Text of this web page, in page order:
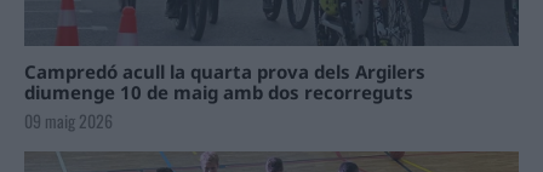
Campredó acull la quarta prova dels Argilers
diumenge 10 de maig amb dos recorreguts
09 maig 2026